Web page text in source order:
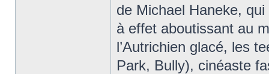
de Michael Haneke,
à effet aboutissant au
l’Autrichien glacé, les
Park, Bully), cinéaste